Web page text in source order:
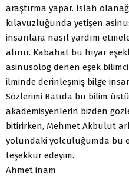
araştırma yapar. Islah
kılavuzluğunda yetişen
insanlara nasıl yardım
alınır. Kabahat bu hıyar
asinusolog denen eşek
ilminde derinleşmiş bilge
Sözlerimi Batıda bu bilim
akademisyenlerin bizden
bitirirken, Mehmet Akbulut
yolundaki yolculuğumda bu
teşekkür edeyim.
Ahmet inam